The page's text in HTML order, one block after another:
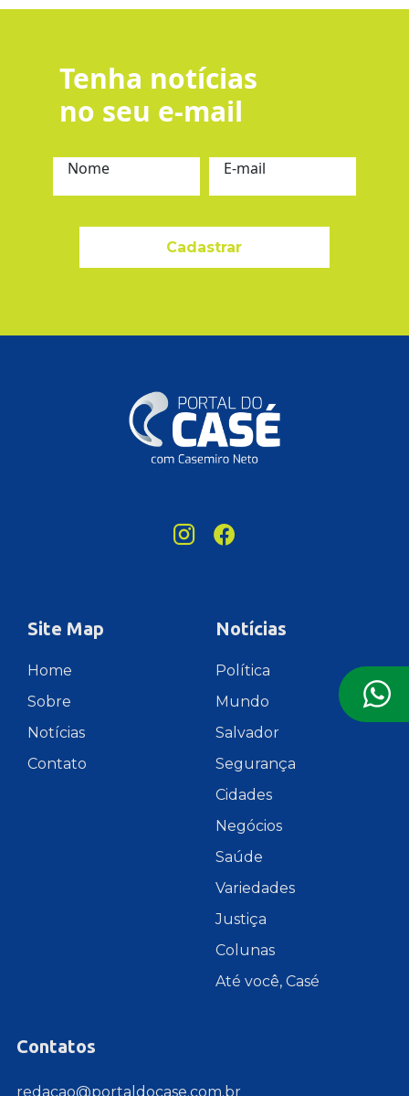
Tenha notícias
no seu e-mail
Nome E-mail
Cadastrar
Site Map
Home
Sobre
Notícias
Contato
Notícias
Política
Mundo
Salvador
Segurança
Cidades
Negócios
Saúde
Variedades
Justiça
Colunas
Até você, Casé
Contatos
redacao@portaldocase.com.br